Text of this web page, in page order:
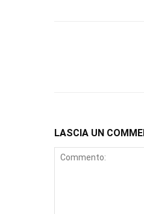
LASCIA UN